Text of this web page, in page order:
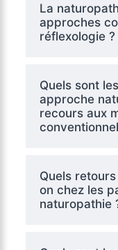
La
approches
réflexologie ?
Quels sont
approche
recours aux
Quels
on chez les
naturopathie